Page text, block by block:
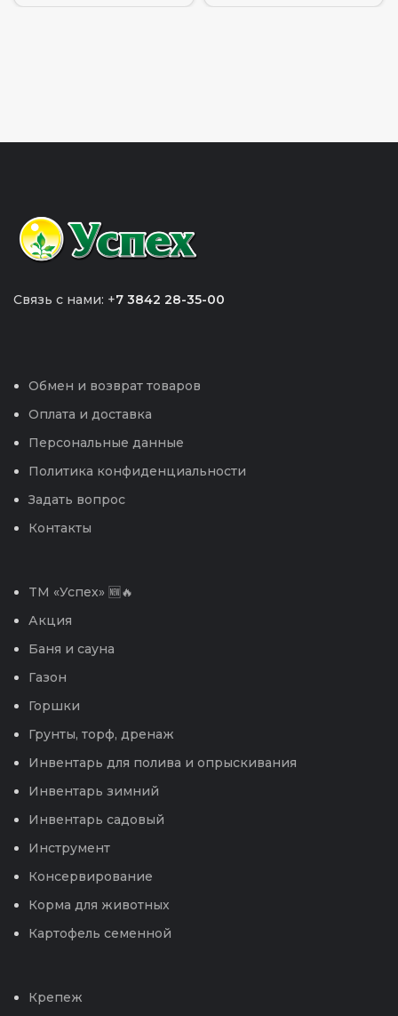
Связь с нами: +7 3842 28-35-00
Обмен и возврат товаров
Оплата и доставка
Персональные данные
Политика конфиденциальности
Задать вопрос
Контакты
TM «Успех» 🆕🔥
Акция
Баня и сауна
Газон
Горшки
Грунты, торф, дренаж
Инвентарь для полива и опрыскивания
Инвентарь зимний
Инвентарь садовый
Инструмент
Консервирование
Корма для животных
Картофель семенной
Крепеж